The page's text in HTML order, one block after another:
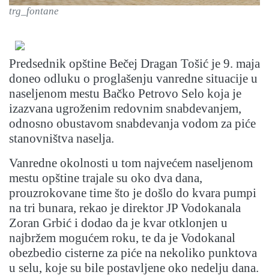
trg_fontane
Predsednik opštine Bečej Dragan Tošić je 9. maja
doneo odluku o proglašenju vanredne situacije u
naseljenom mestu Bačko Petrovo Selo koja je
izazvana ugroženim redovnim snabdevanjem,
odnosno obustavom snabdevanja vodom za piće
stanovništva naselja.
Vanredne okolnosti u tom najvećem naseljenom
mestu opštine trajale su oko dva dana,
prouzrokovane time što je došlo do kvara pumpi
na tri bunara, rekao je direktor JP Vodokanala
Zoran Grbić i dodao da je kvar otklonjen u
najbržem mogućem roku, te da je Vodokanal
obezbedio cisterne za piće na nekoliko punktova
u selu, koje su bile postavljene oko nedelju dana.